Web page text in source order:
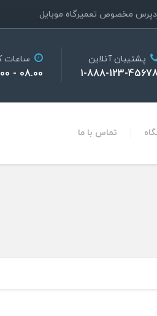
مخصوص تعمیرگاه موبایل
تماس با ما
پشتیبان آنلاین
1-888-123-
ساعات
08.00 - 18.00